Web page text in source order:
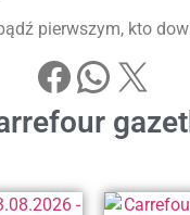
pierwszym, kto